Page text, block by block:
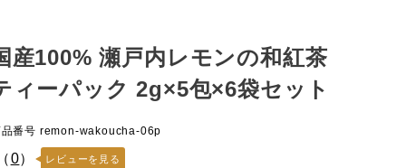
産100% 瀬戸内レモンの和紅茶
ィーパック 2g×5包×6袋セット
番号 remon-wakoucha-06p
0） レビューを見る